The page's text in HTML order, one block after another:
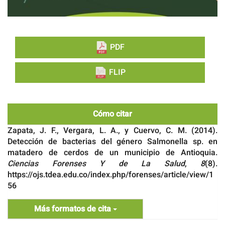
PDF
FLIP
Cómo citar
Zapata, J. F., Vergara, L. A., y Cuervo, C. M. (2014).
Detección de bacterias del género Salmonella sp. en
matadero de cerdos de un municipio de Antioquia.
Ciencias Forenses Y de La Salud, 8(8).
https://ojs.tdea.edu.co/index.php/forenses/article/view/1
56
Más formatos de cita